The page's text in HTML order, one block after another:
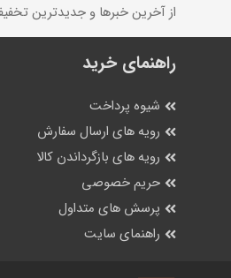
از آخرین خبرها و جدیدترین
راهنمای خرید
شیوه پرداخت
رویه های ارسال سفارش
رویه های بازگرداندن کالا
حریم خصوصی
پرسش های متداول
راهنمای سایت